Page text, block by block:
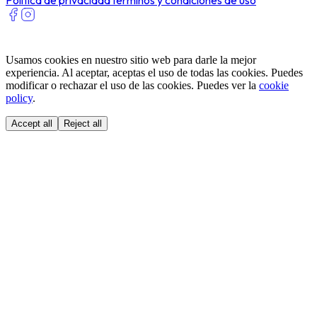
Usamos cookies en nuestro sitio web para darle la mejor
experiencia. Al aceptar, aceptas el uso de todas las cookies. Puedes
modificar o rechazar el uso de las cookies. Puedes ver la cookie
policy.
Accept all Reject all